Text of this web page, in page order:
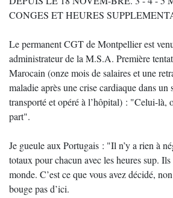
CONGES ET HEURES
Le permanent CGT de Montpellier est
administrateur de la M.S.A. Première
Marocain (onze mois de salaires et une
maladie après une crise cardiaque dans un
transporté et opéré à l’hôpital) : "Celui-là,
part".
Je gueule aux Portugais : "Il n’y a rien à
totaux pour chacun avec les heures sup.
monde. C’est ce que vous avez décidé,
bouge pas d’ici.